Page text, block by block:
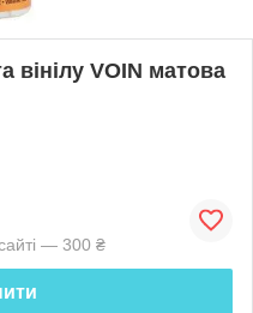
вінілу VOIN матова
— 300 ₴